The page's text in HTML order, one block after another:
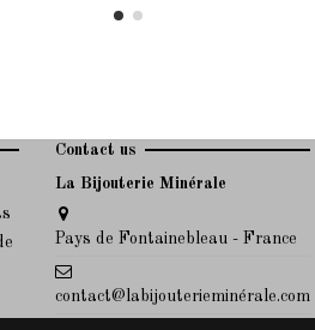
Contact us
La Bijouterie Minérale
Pays de Fontainebleau - France
contact@labijouterieminérale.com